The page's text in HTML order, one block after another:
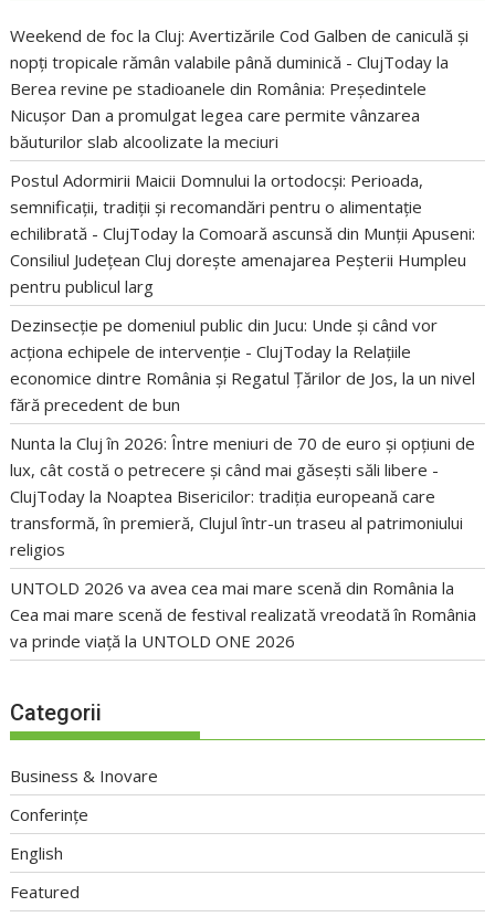
Weekend de foc la Cluj: Avertizările Cod Galben de caniculă și
nopți tropicale rămân valabile până duminică - ClujToday la
Berea revine pe stadioanele din România: Președintele
Nicușor Dan a promulgat legea care permite vânzarea
băuturilor slab alcoolizate la meciuri
Postul Adormirii Maicii Domnului la ortodocși: Perioada,
semnificații, tradiții și recomandări pentru o alimentație
echilibrată - ClujToday laComoară ascunsă din Munții Apuseni:
Consiliul Județean Cluj dorește amenajarea Peșterii Humpleu
pentru publicul larg
Dezinsecție pe domeniul public din Jucu: Unde și când vor
acționa echipele de intervenție - ClujToday la Relațiile
economice dintre România și Regatul Țărilor de Jos, la un nivel
fără precedent de bun
Nunta la Cluj în 2026: Între meniuri de 70 de euro și opțiuni de
lux, cât costă o petrecere și când mai găsești săli libere -
ClujToday la Noaptea Bisericilor: tradiția europeană care
transformă, în premieră, Clujul într-un traseu al patrimoniului
religios
UNTOLD 2026 va avea cea mai mare scenă din România la
Cea mai mare scenă de festival realizată vreodată în România
va prinde viață la UNTOLD ONE 2026
Categorii
Business & Inovare
Conferințe
English
Featured